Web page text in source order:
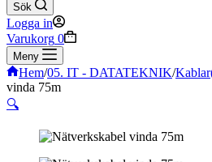
Sök
Logga in
Varukorg 0
Meny
Hem/05. IT - DATATEKNIK/
vinda 75m
🔍